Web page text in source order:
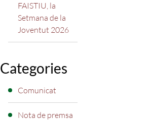
FAISTIU, la
Setmana de la
Joventut 2026
Categories
Comunicat
Nota de premsa